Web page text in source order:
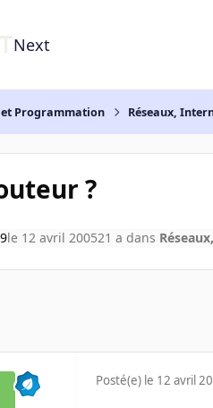
Next
et Programmation Réseaux,
?
le 12 avril 200521 a dans
Posté(e) le 12 avril